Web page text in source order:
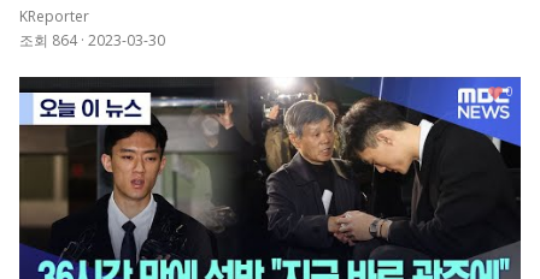
KReporter
조회 864 · 2023-03-30
0